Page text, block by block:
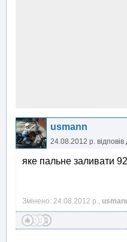
usmann
24.08.2012 р. відповів
яке пальне заливати
Змінено: 24.08.2012 р.,